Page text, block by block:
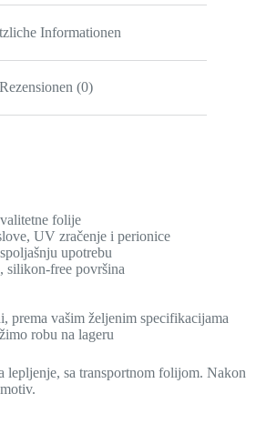
Informationen
Rezensionen (0)
folije
UV zračenje i perionice
upotrebu
silikon-free površina
prema vašim željenim specifikacijama
robu na lageru
lepljenje, sa transportnom folijom. Nakon